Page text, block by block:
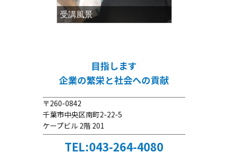
受講風景
目指します
企業の繁栄と社会への貢献
〒260-0842
千葉市中央区南町2-22-5
ケープビル 2階 201
TEL:043-264-4080